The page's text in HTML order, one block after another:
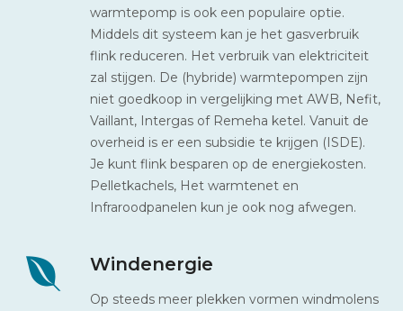
warmtepomp is ook een populaire optie.
Middels dit systeem kan je het gasverbruik
flink reduceren. Het verbruik van elektriciteit
zal stijgen. De (hybride) warmtepompen zijn
niet goedkoop in vergelijking met AWB, Nefit,
Vaillant, Intergas of Remeha ketel. Vanuit de
overheid is er een subsidie te krijgen (ISDE).
Je kunt flink besparen op de energiekosten.
Pelletkachels, Het warmtenet en
Infraroodpanelen kun je ook nog afwegen.
Windenergie
Op steeds meer plekken vormen windmolens